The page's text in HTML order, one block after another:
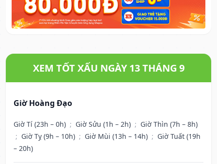
XEM TỐT XẤU NGÀY 13 THÁNG 9
Giờ Hoàng Đạo
Giờ Tí (23h – 0h) ; Giờ Sửu (1h – 2h) ; Giờ Thìn (7h – 8h)
; Giờ Tỵ (9h – 10h) ; Giờ Mùi (13h – 14h) ; Giờ Tuất (19h
– 20h)